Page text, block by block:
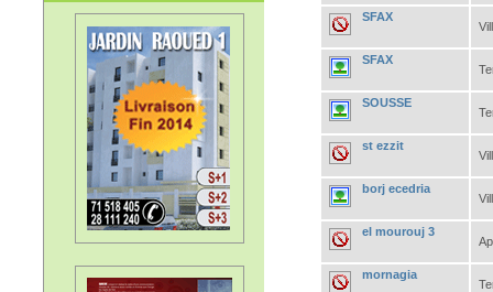
SFAX
SFAX
SOUSSE
st ezzit
borj ecedria
el mourouj 3
mornagia